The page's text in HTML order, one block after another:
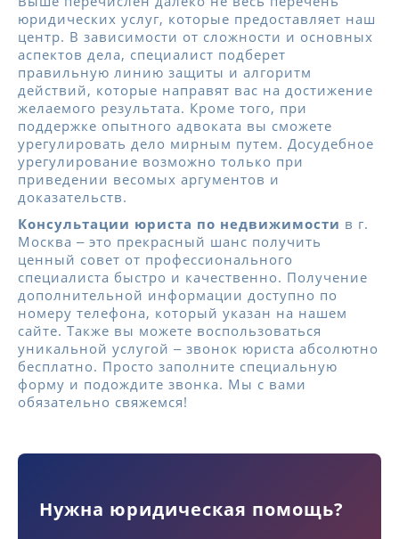
юридических услуг, которые предоставляет наш
центр. В зависимости от сложности и основных
аспектов дела, специалист подберет
правильную линию защиты и алгоритм
действий, которые направят вас на достижение
желаемого результата. Кроме того, при
поддержке опытного адвоката вы сможете
урегулировать дело мирным путем. Досудебное
урегулирование возможно только при
приведении весомых аргументов и
доказательств.
Консультации юриста по недвижимости в г.
Москва ‒ это прекрасный шанс получить
ценный совет от профессионального
специалиста быстро и качественно. Получение
дополнительной информации доступно по
номеру телефона, который указан на нашем
сайте. Также вы можете воспользоваться
уникальной услугой ‒ звонок юриста абсолютно
бесплатно. Просто заполните специальную
форму и подождите звонка. Мы с вами
обязательно свяжемся!
Нужна юридическая помощь?